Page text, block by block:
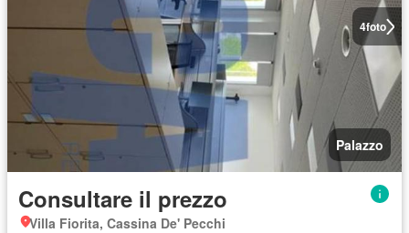
4foto
Palazzo
Consultare il prezzo
Villa Fiorita, Cassina De' Pecchi